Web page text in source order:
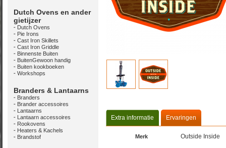
Dutch Ovens en ander
gietijzer
Dutch Ovens
Pie Irons
Cast Iron Skillets
Cast Iron Griddle
Binnenste Buiten
BuitenGewoon handig
Buiten kookboeken
Workshops
Branders & Lantaarns
Branders
Brander accessoires
Lantaarns
Lantaarn accessoires
Rookovens
Heaters & Kachels
Brandstof
Extra informatie Ervaringen
Merk Outside Inside